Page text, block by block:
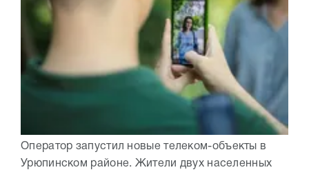
Оператор запустил новые телеком-объекты в
Урюпинском районе. Жители двух населенных